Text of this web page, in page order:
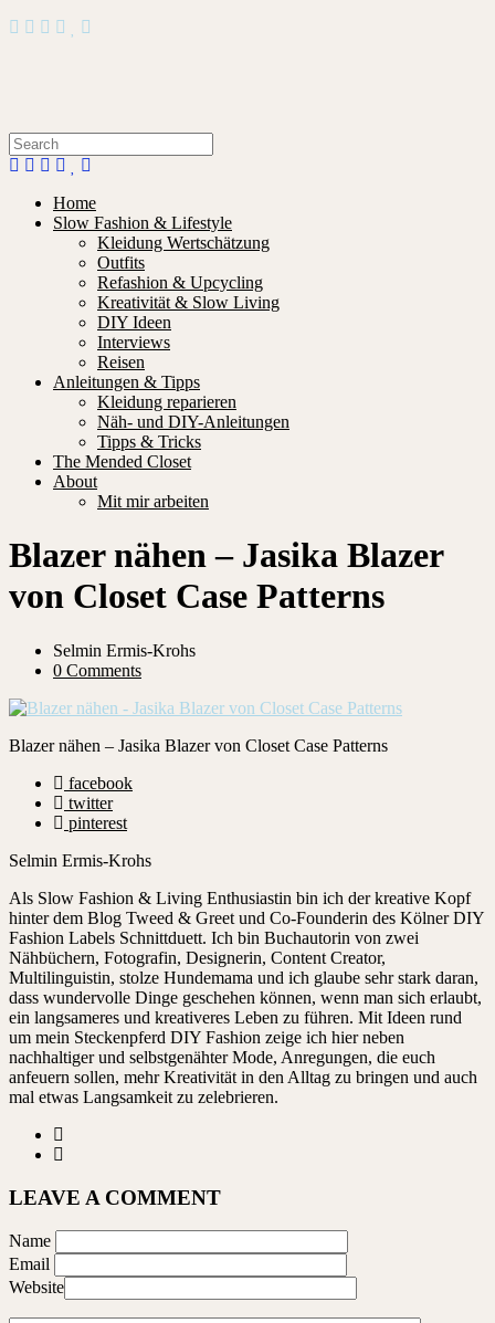
Home
Slow Fashion & Lifestyle
Kleidung Wertschätzung
Outfits
Refashion & Upcycling
Kreativität & Slow Living
DIY Ideen
Interviews
Reisen
Anleitungen & Tipps
Kleidung reparieren
Näh- und DIY-Anleitungen
Tipps & Tricks
The Mended Closet
About
Mit mir arbeiten
Blazer nähen – Jasika Blazer
von Closet Case Patterns
Selmin Ermis-Krohs
0 Comments
Blazer nähen – Jasika Blazer von Closet Case Patterns
facebook
twitter
pinterest
Selmin Ermis-Krohs
Als Slow Fashion & Living Enthusiastin bin ich der kreative Kopf
hinter dem Blog Tweed & Greet und Co-Founderin des Kölner DIY
Fashion Labels Schnittduett. Ich bin Buchautorin von zwei
Nähbüchern, Fotografin, Designerin, Content Creator,
Multilinguistin, stolze Hundemama und ich glaube sehr stark daran,
dass wundervolle Dinge geschehen können, wenn man sich erlaubt,
ein langsameres und kreativeres Leben zu führen. Mit Ideen rund
um mein Steckenpferd DIY Fashion zeige ich hier neben
nachhaltiger und selbstgenähter Mode, Anregungen, die euch
anfeuern sollen, mehr Kreativität in den Alltag zu bringen und auch
mal etwas Langsamkeit zu zelebrieren.
LEAVE A COMMENT
Name
Email
Website